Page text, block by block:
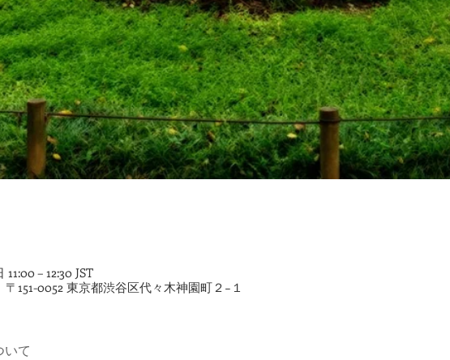
11:00 – 12:30 JST
151-0052 東京都渋谷区代々木神園町２−１
いて